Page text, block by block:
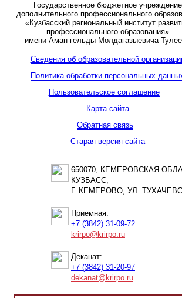
Государственное бюджетное учреждение
дополнительного профессионального
«Кузбасский региональный институт
профессионального образования»
имени Аман-гельды Молдагазыевича
Сведения об образовательной
Политика обработки персональных
Пользовательское соглашение
Карта сайта
Обратная связь
Старая версия сайта
650070, КЕМЕРОВСКАЯ
КУЗБАСС,
Г. КЕМЕРОВО, УЛ.
Приемная:
+7 (3842) 31-09-72
krirpo@krirpo.ru
Деканат:
+7 (3842) 31-20-97
dekanat@krirpo.ru